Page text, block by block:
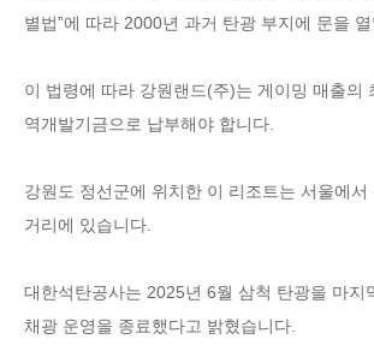
별법”에 따라 2000년 과거 탄광 부지에 문을 열
이 법령에 따라 강원랜드(주)는 게이밍 매출의
역개발기금으로 납부해야 합니다.
강원도 정선군에 위치한 이 리조트는 서울에
거리에 있습니다.
대한석탄공사는 2025년 6월 삼척 탄광을 마지
채광 운영을 종료했다고 밝혔습니다.